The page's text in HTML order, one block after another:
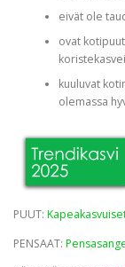
eivät ole
ovat
kuuluvat
olemassa
PUUT:
PENSAAT: